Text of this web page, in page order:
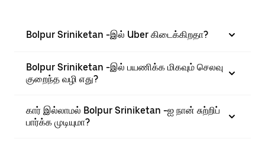
Bolpur Sriniketan -இல் Uber கிடைக்கிறதா?
Bolpur Sriniketan -இல் பயணிக்க மிகவும் செலவு
குறைந்த வழி எது?
கார் இல்லாமல் Bolpur Sriniketan -ஐ நான் சுற்றிப்
பார்க்க முடியுமா?